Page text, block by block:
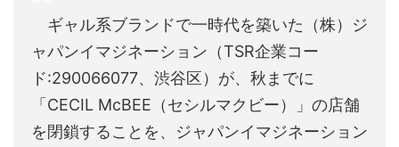
ギャル系ブランドで一時代を築いた（株）ジ
ャパンイマジネーション（TSR企業コー
ド:290066077、渋谷区）が、秋までに
「CECIL McBEE（セシルマクビー）」の店舗
を閉鎖することを、ジャパンイマジネーション